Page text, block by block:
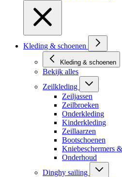
Kleding & schoenen
Kleding & schoenen
Bekijk alles
Zeilkleding
Zeiljassen
Zeilbroeken
Onderkleding
Kinderkleding
Zeillaarzen
Bootschoenen
Kniebeschermers
Onderhoud
Dinghy sailing